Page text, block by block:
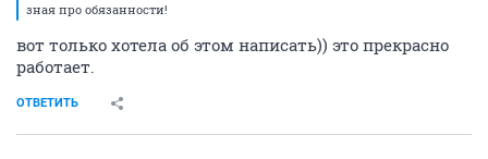
зная про обязанности!
вот только хотела об этом написать)) это прекрасно
работает.
ОТВЕТИТЬ